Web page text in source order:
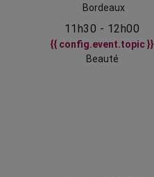
Bordeaux
11h30 - 12h00
{{ config.event.topic }}
Beauté